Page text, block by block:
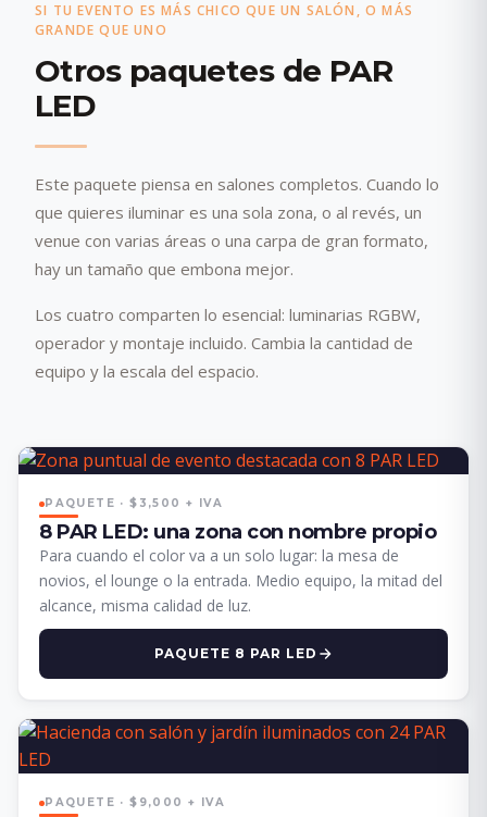
SI TU EVENTO ES MÁS CHICO QUE UN SALÓN, O MÁS
GRANDE QUE UNO
Otros paquetes de PAR
LED
Este paquete piensa en salones completos. Cuando lo
que quieres iluminar es una sola zona, o al revés, un
venue con varias áreas o una carpa de gran formato,
hay un tamaño que embona mejor.
Los cuatro comparten lo esencial: luminarias RGBW,
operador y montaje incluido. Cambia la cantidad de
equipo y la escala del espacio.
PAQUETE · $3,500 + IVA
8 PAR LED: una zona con nombre propio
Para cuando el color va a un solo lugar: la mesa de
novios, el lounge o la entrada. Medio equipo, la mitad del
alcance, misma calidad de luz.
PAQUETE 8 PAR LED
PAQUETE · $9,000 + IVA